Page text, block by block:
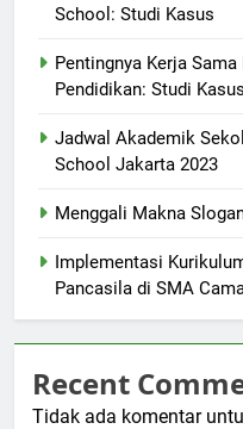
School: Studi Kasus
Pentingnya Kerja
Pendidikan: Studi
Jadwal Akademik
School Jakarta 2023
Menggali Makna
Implementasi
Pancasila di SMA
Recent
Tidak ada komentar